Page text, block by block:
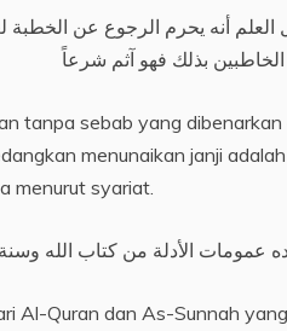
أنه يحرم الرجوع عن الخطبة
بذلك فهو آثم شرعاً
tanpa sebab yang
menunaikan janji
menurut syariat.
Al-Quran dan As-Sunnah